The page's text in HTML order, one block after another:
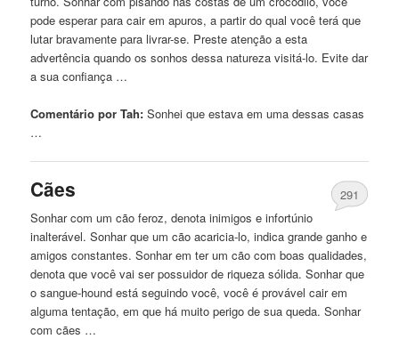
pode esperar para cair em apuros, a partir do qual você terá que
lutar bravamente para livrar-se. Preste atenção a esta
advertência quando os sonhos dessa natureza visitá-lo. Evite dar
a sua confiança …
Comentário por Tah: Sonhei que estava em uma dessas casas
…
Cães
291
Sonhar com um cão feroz, denota inimigos e infortúnio
inalterável. Sonhar que um cão acaricia-lo, indica grande ganho e
amigos constantes. Sonhar em ter um cão com boas qualidades,
denota que você vai ser possuidor de riqueza sólida. Sonhar que
o sangue-hound está seguindo você, você é provável cair em
alguma tentação, em que há muito perigo de sua queda. Sonhar
com cães …